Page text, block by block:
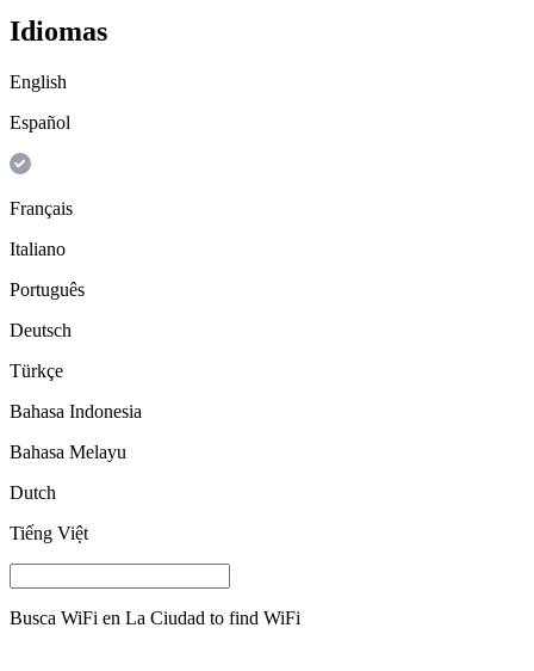
Idiomas
English
Español
Français
Italiano
Português
Deutsch
Türkçe
Bahasa Indonesia
Bahasa Melayu
Dutch
Tiếng Việt
Busca WiFi en La Ciudad to find WiFi